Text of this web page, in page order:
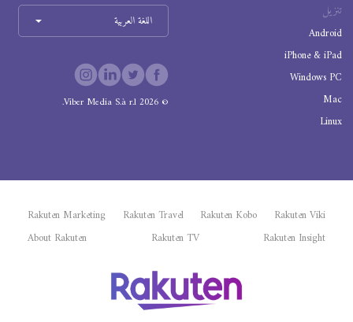
تنزيل
Android
iPhone & iPad
Windows PC
Mac
Linux
اللغة العربية
©
2026
Viber Media S.à r.l.
Rakuten Viki
Rakuten Kobo
Rakuten Travel
Rakuten Marketing
Rakuten Insight
Rakuten TV
About Rakuten